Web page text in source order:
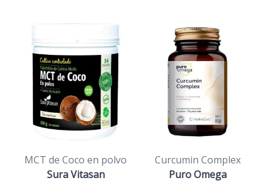
MCT de Coco en polvo
Sura Vitasan
Curcumin Complex
Puro Omega